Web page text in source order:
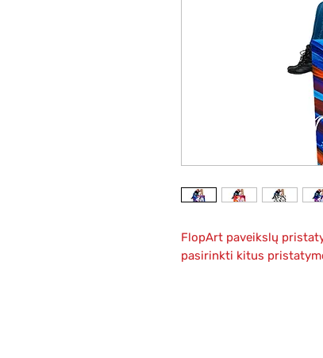
FlopArt paveikslų
pasirinkti kitus